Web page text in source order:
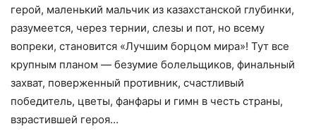
герой, маленький мальчик из казахстанской глубинки,
разумеется, через тернии, слезы и пот, но всему
вопреки, становится «Лучшим борцом мира»! Тут все
крупным планом — безумие болельщиков, финальный
захват, поверженный противник, счастливый
победитель, цветы, фанфары и гимн в честь страны,
взрастившей героя…